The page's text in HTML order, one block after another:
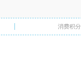
消费积分